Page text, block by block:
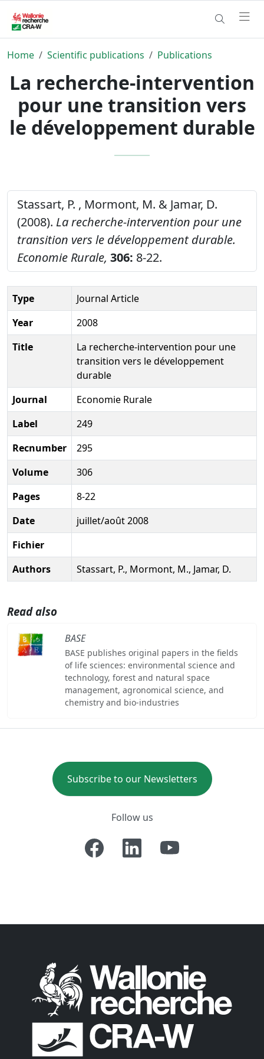
Home Scientific publications Publications
La recherche-intervention
pour une transition vers
le développement durable
Stassart, P. , Mormont, M. & Jamar, D.
(2008). La recherche-intervention pour une
transition vers le développement durable.
Economie Rurale, 306: 8-22.
Type
Journal Article
Year
2008
Title
La recherche-intervention pour une
transition vers le développement
durable
Journal
Economie Rurale
Label
249
Recnumber
295
Volume
306
Pages
8-22
Date
juillet/août 2008
Fichier
Authors
Stassart, P., Mormont, M., Jamar, D.
Read also
BASE
BASE publishes original papers in the fields
of life sciences: environmental science and
technology, forest and natural space
management, agronomical science, and
chemistry and bio-industries
Subscribe to our Newsletters
Follow us